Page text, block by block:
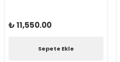
₺ 11,550.00
Sepete Ekle